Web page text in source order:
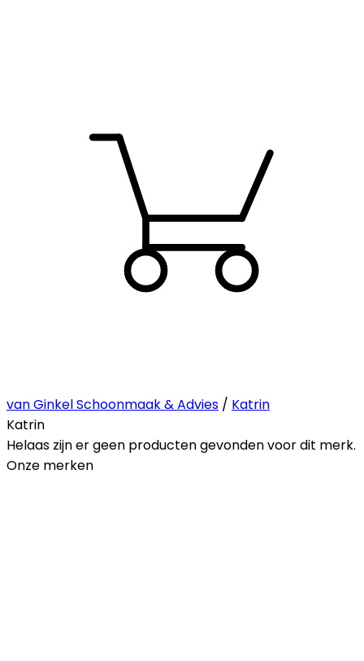
van Ginkel Schoonmaak & Advies / Katrin
Katrin
Helaas zijn er geen producten gevonden voor dit merk.
Onze merken